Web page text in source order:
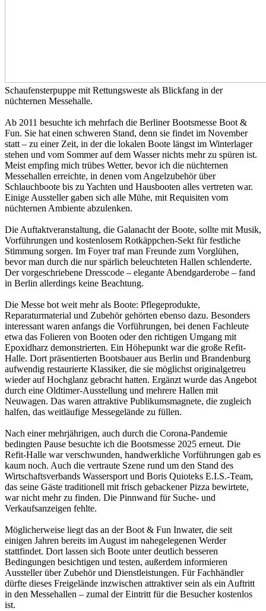
Schaufensterpuppe mit Rettungsweste als Blickfang in der
nüchternen Messehalle.
Ab 2011 besuchte ich mehrfach die Berliner Bootsmesse Boot &
Fun. Sie hat einen schweren Stand, denn sie findet im November
statt – zu einer Zeit, in der die lokalen Boote längst im Winterlager
stehen und vom Sommer auf dem Wasser nichts mehr zu spüren ist.
Meist empfing mich trübes Wetter, bevor ich die nüchternen
Messehallen erreichte, in denen vom Angelzubehör über
Schlauchboote bis zu Yachten und Hausbooten alles vertreten war.
Einige Aussteller gaben sich alle Mühe, mit Requisiten vom
nüchternen Ambiente abzulenken.
Die Auftaktveranstaltung, die Galanacht der Boote, sollte mit Musik,
Vorführungen und kostenlosem Rotkäppchen-Sekt für festliche
Stimmung sorgen. Im Foyer traf man Freunde zum Vorglühen,
bevor man durch die nur spärlich beleuchteten Hallen schlenderte.
Der vorgeschriebene Dresscode – elegante Abendgarderobe – fand
in Berlin allerdings keine Beachtung.
Die Messe bot weit mehr als Boote: Pflegeprodukte,
Reparaturmaterial und Zubehör gehörten ebenso dazu. Besonders
interessant waren anfangs die Vorführungen, bei denen Fachleute
etwa das Folieren von Booten oder den richtigen Umgang mit
Epoxidharz demonstrierten. Ein Höhepunkt war die große Refit-
Halle. Dort präsentierten Bootsbauer aus Berlin und Brandenburg
aufwendig restaurierte Klassiker, die sie möglichst originalgetreu
wieder auf Hochglanz gebracht hatten. Ergänzt wurde das Angebot
durch eine Oldtimer-Ausstellung und mehrere Hallen mit
Neuwagen. Das waren attraktive Publikumsmagnete, die zugleich
halfen, das weitläufige Messegelände zu füllen.
Nach einer mehrjährigen, auch durch die Corona-Pandemie
bedingten Pause besuchte ich die Bootsmesse 2025 erneut. Die
Refit-Halle war verschwunden, handwerkliche Vorführungen gab es
kaum noch. Auch die vertraute Szene rund um den Stand des
Wirtschaftsverbands Wassersport und Boris Quioteks E.I.S.-Team,
das seine Gäste traditionell mit frisch gebackener Pizza bewirtete,
war nicht mehr zu finden. Die Pinnwand für Suche- und
Verkaufsanzeigen fehlte.
Möglicherweise liegt das an der Boot & Fun Inwater, die seit
einigen Jahren bereits im August im nahegelegenen Werder
stattfindet. Dort lassen sich Boote unter deutlich besseren
Bedingungen besichtigen und testen, außerdem informieren
Aussteller über Zubehör und Dienstleistungen. Für Fachhändler
dürfte dieses Freigelände inzwischen attraktiver sein als ein Auftritt
in den Messehallen – zumal der Eintritt für die Besucher kostenlos
ist.